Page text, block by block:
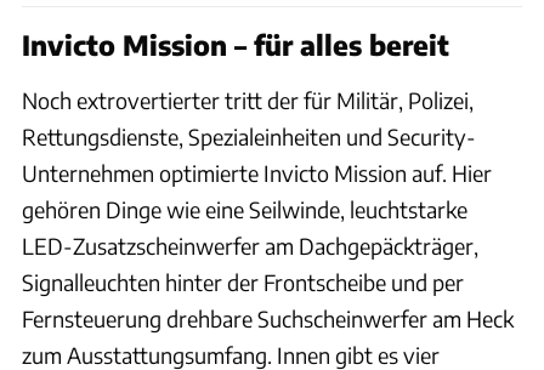
Invicto Mission – für alles bereit
Noch extrovertierter tritt der für Militär, Polizei,
Rettungsdienste, Spezialeinheiten und Security-
Unternehmen optimierte Invicto Mission auf. Hier
gehören Dinge wie eine Seilwinde, leuchtstarke
LED-Zusatzscheinwerfer am Dachgepäckträger,
Signalleuchten hinter der Frontscheibe und per
Fernsteuerung drehbare Suchscheinwerfer am Heck
zum Ausstattungsumfang. Innen gibt es vier